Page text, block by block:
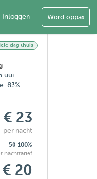
Inloggen Word oppas
dag thuis
uur
83%
€ 23
per nacht
50-100%
nachttarief
€ 20